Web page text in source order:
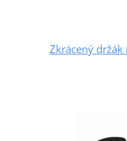
Zkrácený držák